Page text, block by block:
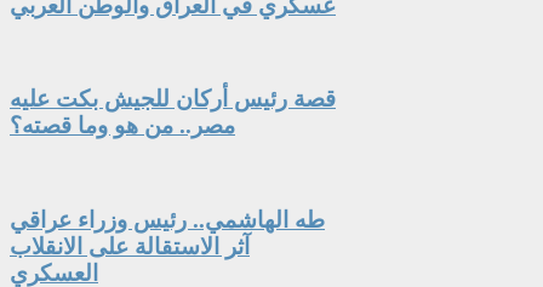
عسكري في العراق والوطن العربي
قصة رئيس أركان للجيش بكت عليه
مصر.. من هو وما قصته؟
طه الهاشمي.. رئيس وزراء عراقي
آثر الاستقالة على الانقلاب
العسكري